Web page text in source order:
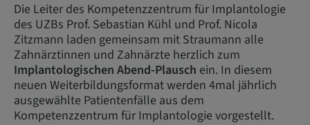
Die Leiter des Kompetenzzentrum für Implantologie
des UZBs Prof. Sebastian Kühl und Prof. Nicola
Zitzmann laden gemeinsam mit Straumann alle
Zahnärztinnen und Zahnärzte herzlich zum
Implantologischen Abend-Plausch ein. In diesem
neuen Weiterbildungsformat werden 4mal jährlich
ausgewählte Patientenfälle aus dem
Kompetenzzentrum für Implantologie vorgestellt.